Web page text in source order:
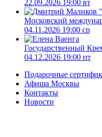
22.09.2026 19:00 вт
Московский
04.11.2026 19:00 ср
Государственный
04.12.2026 19:00 пт
Подарочные
Афиша Москвы
Контакты
Новости